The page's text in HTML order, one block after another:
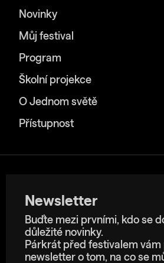
Novinky
Můj festival
Program
Školní projekce
O Jednom světě
Přístupnost
Newsletter
Buďte mezi prvními, kdo se
důležité novinky.
Párkrát před festivalem vám
newsletter o tom, na co se